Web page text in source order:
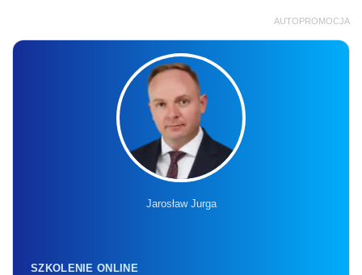
AUTOPROMOCJA
Jarosław Jurga
SZKOLENIE ONLINE